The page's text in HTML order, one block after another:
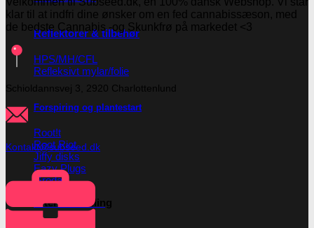
Reflektorer & tilbehør
HPS/MH/CFL
Refleksivt mylar/folie
Forspiring og plantestart
Root!t
Root Riot
Jiffy disks
Eazy Plugs
Grodan
Efterbehandling
klar til at indfri dine ønsker om en fed cannabissæson, med
de bedste Cannabis -og Skunkfrø på markedet <3
Schioldannsvej 3, 2920 Charlottenlund
Kontakt@subseed.dk